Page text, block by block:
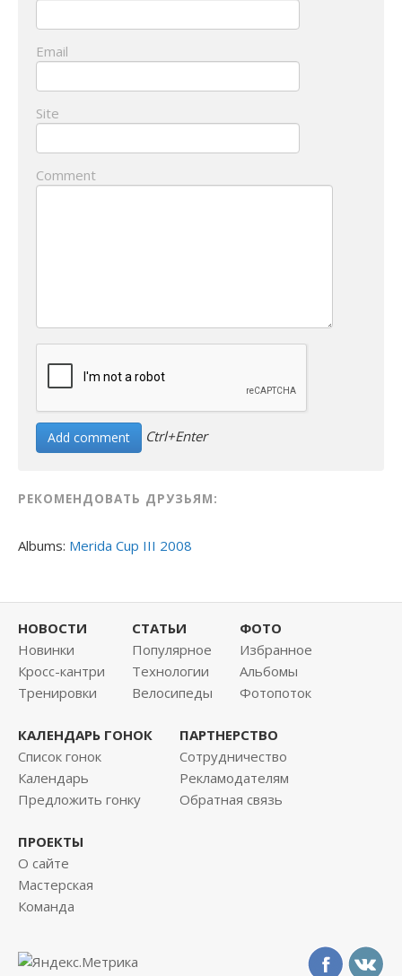
Email
Site
Comment
Ctrl+Enter
РЕКОМЕНДОВАТЬ ДРУЗЬЯМ:
Albums: Merida Cup III 2008
НОВОСТИ
Новинки
Кросс-кантри
Тренировки
СТАТЬИ
Популярное
Технологии
Велосипеды
ФОТО
Избранное
Альбомы
Фотопоток
КАЛЕНДАРЬ ГОНОК
Список гонок
Календарь
Предложить гонку
ПАРТНЕРСТВО
Сотрудничество
Рекламодателям
Обратная связь
ПРОЕКТЫ
О сайте
Мастерская
Команда